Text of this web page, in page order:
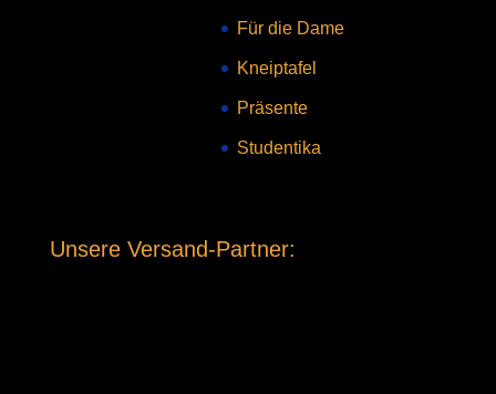
Für die Dame
Kneiptafel
Präsente
Studentika
Unsere Versand-Partner: